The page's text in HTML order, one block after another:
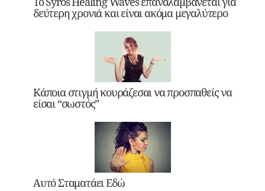
δεύτερη χρονιά και είναι ακόμα μεγαλύτερο
Κάποια στιγμή κουράζεσαι να προσπαθείς να
είσαι “σωστός”
Αυτό Σταματάει Εδώ